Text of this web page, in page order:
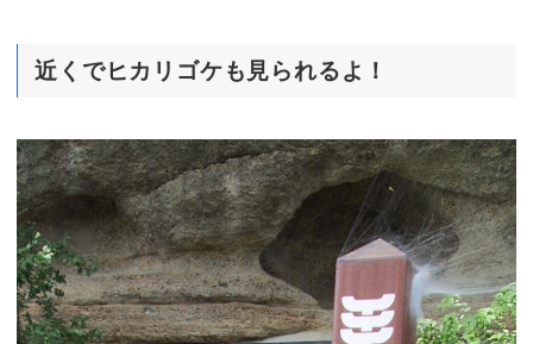
近くでヒカリゴケも見られるよ！